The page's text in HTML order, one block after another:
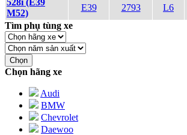
M52)
E39 2793 L6
Tìm phụ tùng xe
Chọn
Chọn hãng xe
Audi
BMW
Chevrolet
Daewoo